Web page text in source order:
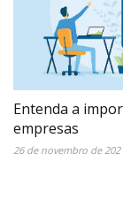
Entenda a
empresas
26 de novembro de